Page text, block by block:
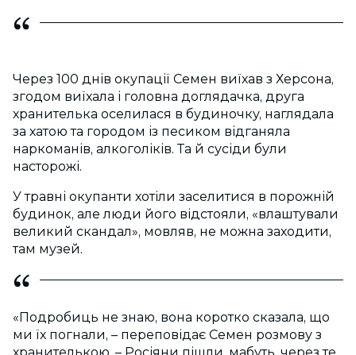
Через 100 днів окупації Семен виїхав з Херсона,
згодом виїхала і головна доглядачка, друга
хранителька оселилася в будиночку, наглядала
за хатою та городом із песиком відганяла
наркоманів, алкоголіків. Та й сусіди були
насторожі.
У травні окупанти хотіли заселитися в порожній
будинок, але люди його відстояли, «влаштували
великий скандал», мовляв, не можна заходити,
там музей.
«Подробиць не знаю, вона коротко сказала, що
ми їх погнали, – переповідає Семен розмову з